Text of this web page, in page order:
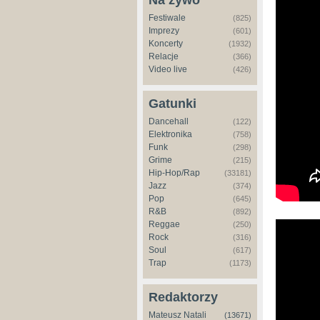
Festiwale (825)
Imprezy (601)
Koncerty (1932)
Relacje (366)
Video live (426)
Gatunki
Dancehall (122)
Elektronika (758)
Funk (298)
Grime (215)
Hip-Hop/Rap (33181)
Jazz (374)
Pop (645)
R&B (892)
Reggae (250)
Rock (316)
Soul (617)
Trap (1173)
Redaktorzy
Mateusz Natali (13671)